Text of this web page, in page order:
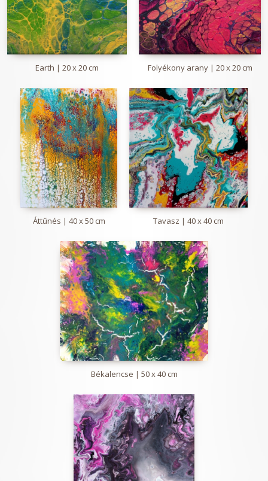
Earth | 20 x 20 cm Folyékony arany | 20 x 20 cm
Áttűnés | 40 x 50 cm Tavasz | 40 x 40 cm
Békalencse | 50 x 40 cm